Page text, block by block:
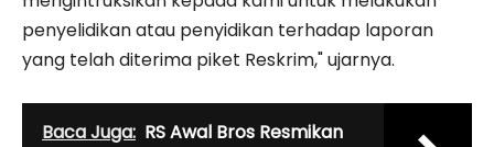
penyelidikan atau penyidikan terhadap laporan
yang telah diterima piket Reskrim," ujarnya.
Baca Juga: RS Awal Bros Resmikan